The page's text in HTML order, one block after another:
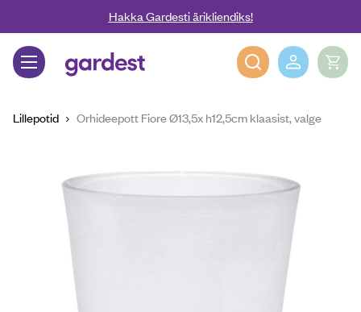
Liigu edasi põhisisu juurdeHakka Gardesti ärikliendiks!
Gardest
Lillepotid Orhideepott Fiore Ø13,5x h12,5cm klaasist, valge